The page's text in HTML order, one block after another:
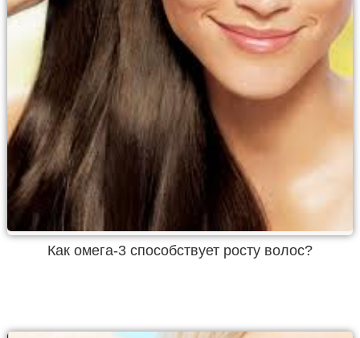
Как омега-3 способствует росту волос?